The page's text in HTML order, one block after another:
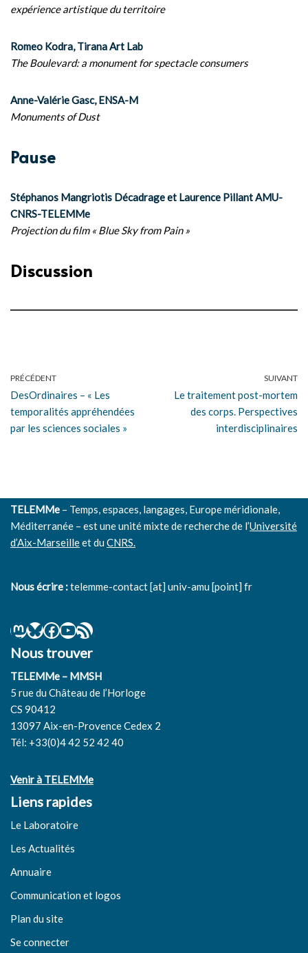
expérience artistique du territoire
Romeo Kodra, Tirana Art Lab
The Boulevard: a monument for spectacle consumers
Anne-Valérie Gasc, ENSA-M
Monuments of Dust
Pause
Stéphanos Mangriotis Décadrage et Laurence Pillant AMU-
CNRS-TELEMMe
Projection du film « Blue Sky from Pain »
Discussion
PRÉCÉDENT
DesOrdinaires – « Les
temporalités appréhendées
par les sciences sociales »
SUIVANT
Le traitement post-mortem
des corps. Perspectives
interdisciplinaires
TELEMMe – Temps, espaces, langages, Europe méridionale,
Méditerranée – est une unité mixte de recherche de l’Université
d’Aix-Marseilleet duCNRS.
Nous écrire :telemme-contact [at] univ-amu [point] fr
Nous trouver
TELEMMe – MMSH
5 rue du Château de l’Horloge
CS 90412
13097 Aix-en-Provence Cedex 2
Tél: +33(0)4 42 52 42 40
Venir à TELEMMe
Liens rapides
Le Laboratoire
Les Actualités
Annuaire
Communication et logos
Plan du site
Se connecter